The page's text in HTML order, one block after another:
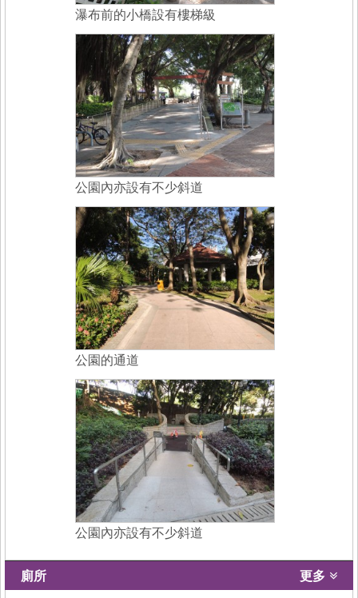
瀑布前的小橋設有樓梯級
公園內亦設有不少斜道
公園的通道
公園內亦設有不少斜道
廁所 更多